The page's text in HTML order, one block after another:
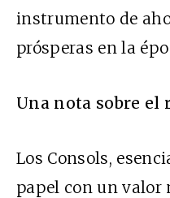
instrumento de
prósperas en la
Una nota sobre
Los Consols,
papel con un valor